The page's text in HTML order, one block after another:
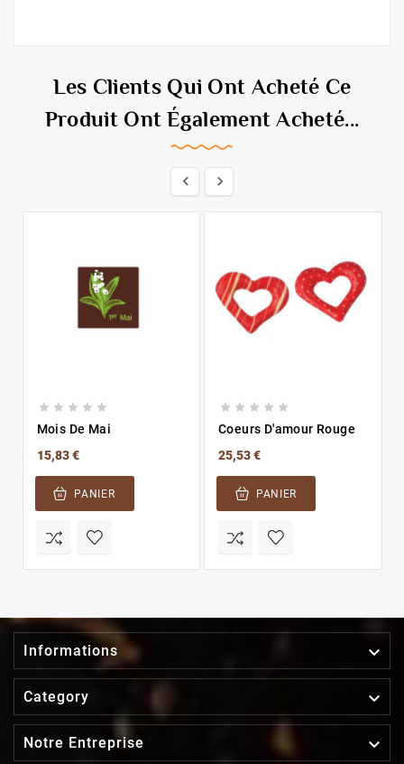
Les Clients Qui Ont Acheté Ce
Produit Ont Également Acheté...
 
    
Mois De Mai
15,83 €
PANIER
    
Coeurs D'amour Rouge
25,53 €
PANIER
Informations 
Category 
Notre Entreprise 